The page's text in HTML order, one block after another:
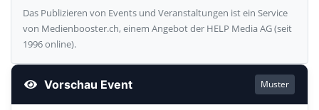
Das Publizieren von Events und Veranstaltungen ist ein Service
von Medienbooster.ch, einem Angebot der HELP Media AG (seit
1996 online).
Vorschau Event Muster